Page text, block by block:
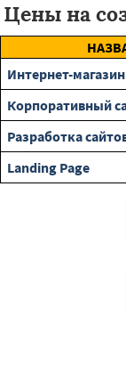
Цены на
Интернет-магазин
Корпоративный
Разработка
Landing Page